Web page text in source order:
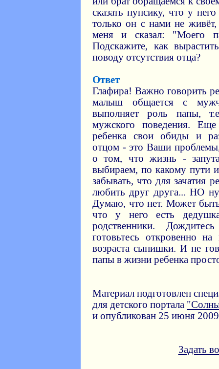
сказать пупсику, что у
только он с нами не
меня и сказал: "Моего
Подскажите, как
поводу отсутствия отца?
Ответ
Глафира! Важно говорить
малыш общается с
выполняет роль папы,
мужского поведения.
ребенка свои обиды и
отцом - это Ваши
о том, что жизнь -
выбираем, по какому пути
забывать, что для зачатия
любить друг друга... НО
Думаю, что нет. Может
что у него есть
родственники.
готовьтесь откровенно
возраста сынишки. И не
папы в жизни ребенка
Материал подготовлен
для детского портала
и опубликован 25 июня 2009
Задать